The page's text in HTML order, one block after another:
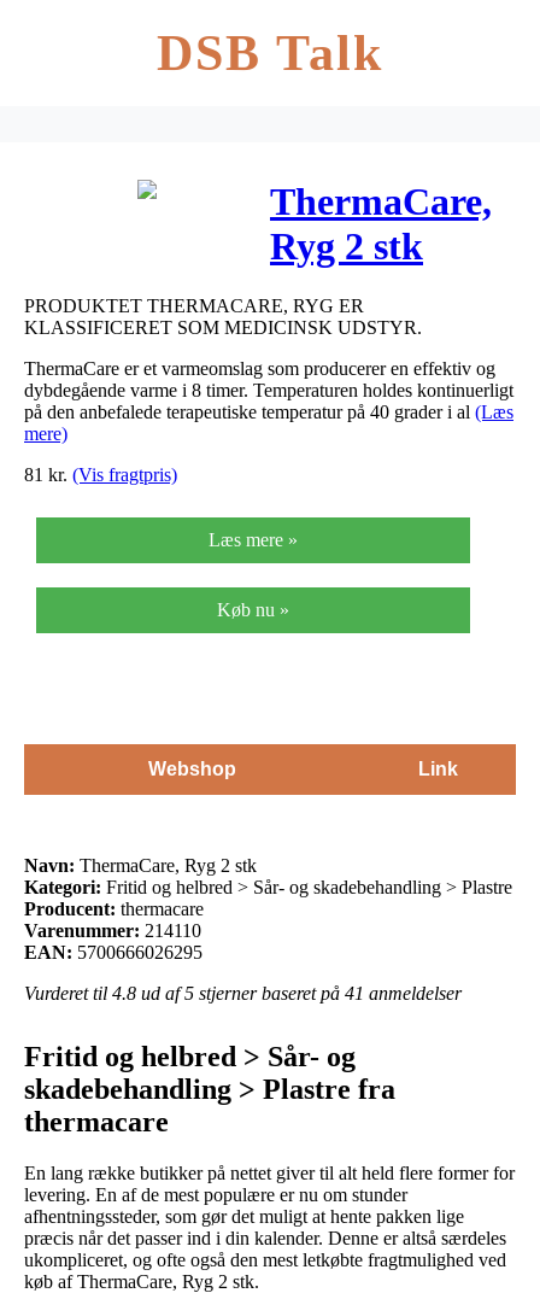
DSB Talk
ThermaCare,
Ryg 2 stk
PRODUKTET THERMACARE, RYG ER
KLASSIFICERET SOM MEDICINSK UDSTYR.
ThermaCare er et varmeomslag som producerer en effektiv og
dybdegående varme i 8 timer. Temperaturen holdes kontinuerligt
på den anbefalede terapeutiske temperatur på 40 grader i al (Læs
mere)
81 kr. (Vis fragtpris)
Læs mere »
Køb nu »
Webshop Link
Navn: ThermaCare, Ryg 2 stk
Kategori: Fritid og helbred > Sår- og skadebehandling > Plastre
Producent: thermacare
Varenummer: 214110
EAN: 5700666026295
Vurderet til 4.8 ud af 5 stjerner baseret på 41 anmeldelser
Fritid og helbred > Sår- og
skadebehandling > Plastre fra
thermacare
En lang række butikker på nettet giver til alt held flere former for
levering. En af de mest populære er nu om stunder
afhentningssteder, som gør det muligt at hente pakken lige
præcis når det passer ind i din kalender. Denne er altså særdeles
ukompliceret, og ofte også den mest letkøbte fragtmulighed ved
køb af ThermaCare, Ryg 2 stk.